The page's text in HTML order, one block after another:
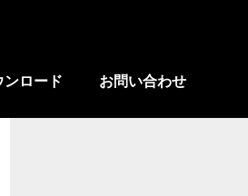
ンロード お問い合わせ